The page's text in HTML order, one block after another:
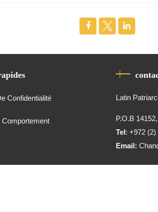
Confidentialité
Latin
P.O.B
Tel: +972
Email: